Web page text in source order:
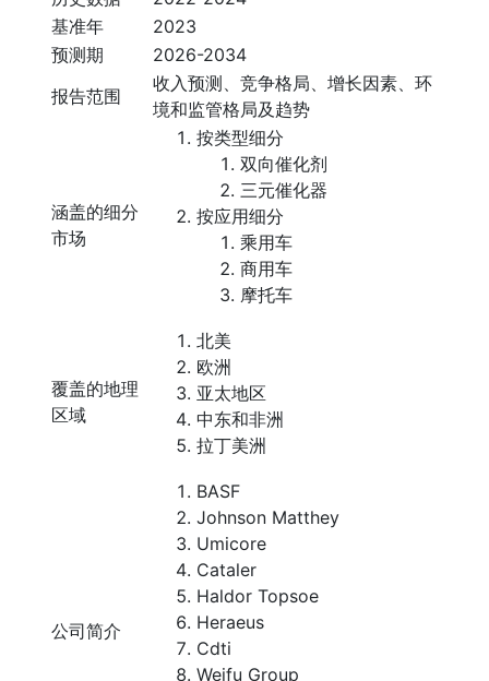
基准年
2023
预测期
2026-2034
报告范围
收入预测、竞争格局、增长因素、环
境和监管格局及趋势
涵盖的细分
市场
按类型细分
双向催化剂
三元催化器
按应用细分
乘用车
商用车
摩托车
覆盖的地理
区域
北美
欧洲
亚太地区
中东和非洲
拉丁美洲
公司简介
BASF
Johnson Matthey
Umicore
Cataler
Haldor Topsoe
Heraeus
Cdti
Weifu Group